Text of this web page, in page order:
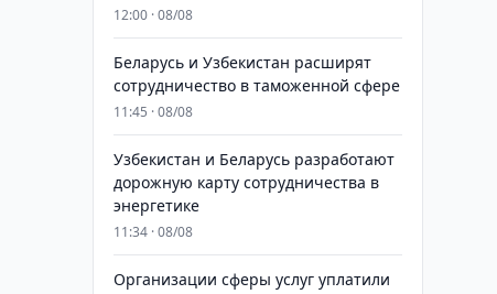
12:00 · 08/08
Беларусь и Узбекистан расширят
сотрудничество в таможенной сфере
11:45 · 08/08
Узбекистан и Беларусь разработают
дорожную карту сотрудничества в
энергетике
11:34 · 08/08
Организации сферы услуг уплатили